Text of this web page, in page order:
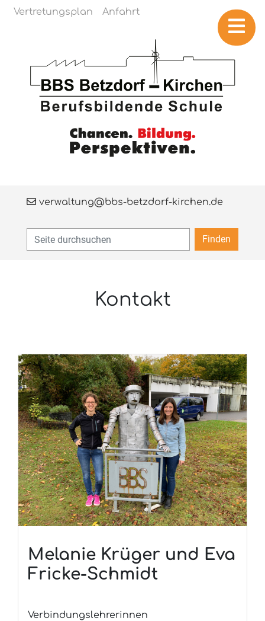
Navigation überspringen
Vertretungsplan Anfahrt
verwaltung@bbs-betzdorf-kirchen.de
Finden
Kontakt
Melanie Krüger und Eva
Fricke-Schmidt
Verbindungslehrerinnen